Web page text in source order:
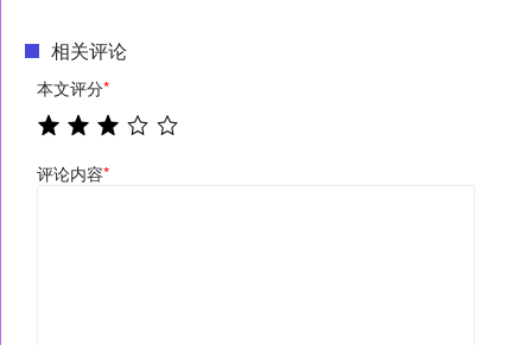
相关评论
本文评分*
评论内容*